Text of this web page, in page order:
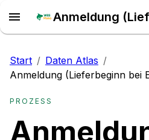
Start / Daten Atlas /
Anmeldung (Lieferbeginn bei
PROZESS